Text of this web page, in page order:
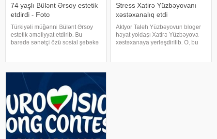
74 yaşlı Bülənt Ərsoy estetik
etdirdi - Foto
Türkiyəli müğənni Bülənt Ərsoy
estetik əməliyyat etdirib. Bu
barədə sənətçi özü sosial şəbəkə
edib:. "Hörmətli izləyicilərim
Stress Xatirə Yüzbəyovanı
xəstəxanalıq etdi
Aktyor Taleh Yüzbəyovun bloger
həyat yoldaşı Xatirə Yüzbəyova
xəstəxanaya yerləşdirilib. O, bu